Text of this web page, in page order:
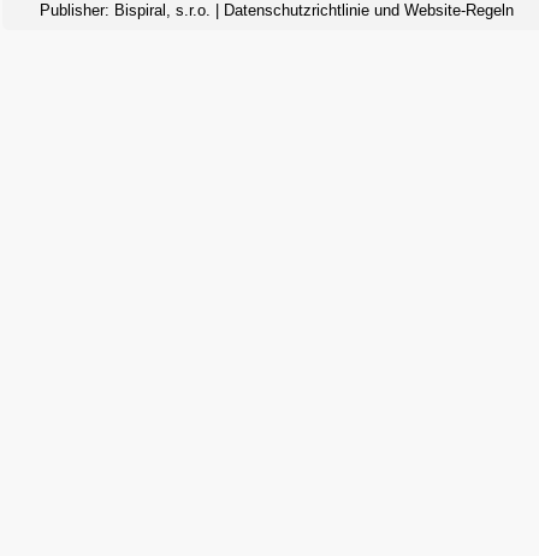
Publisher: Bispiral, s.r.o. Datenschutzrichtlinie und Website-Regeln